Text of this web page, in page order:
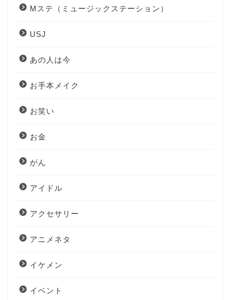
Mステ（ミュージックステーション）
USJ
あの人は今
お手本メイク
お笑い
お金
がん
アイドル
アクセサリー
アニメネタ
イケメン
イベント